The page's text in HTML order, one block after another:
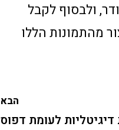
ולבסוף לקבל
מהתמונות הללו
הבא
לעומת דפוס